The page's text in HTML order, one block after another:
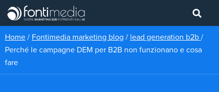
Home / Fontimedia marketing blog / lead generation b2b /
Perché le campagne DEM per B2B non funzionano e cosa
fare